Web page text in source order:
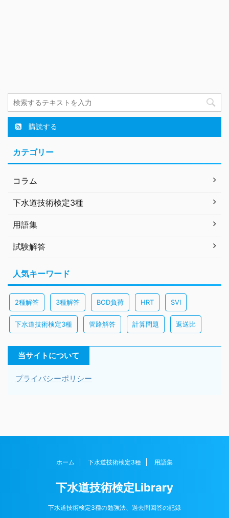
購読する
カテゴリー
コラム
下水道技術検定3種
用語集
試験解答
人気キーワード
2種解答 3種解答 BOD負荷 HRT SVI
下水道技術検定3種 管路解答 計算問題 返送比
当サイトについて
プライバシーポリシー
ホーム 下水道技術検定3種 用語集
下水道技術検定Library
下水道技術検定3種の勉強法、過去問回答の記録